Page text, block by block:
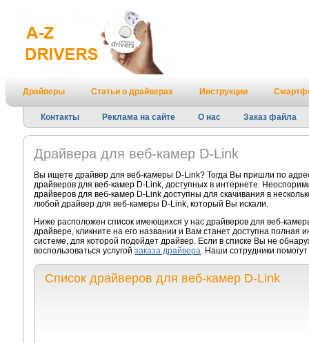
Драйверы Статьи о драйверах Инструкции
Контакты Реклама на сайте О нас Заказ файла
Драйвера для веб-камер D-Link
Вы ищете драйвер для веб-камеры D-Link? Тогда Вы пришли по
драйверов для веб-камер D-Link, доступных в интернете.
драйверов для веб-камер D-Link доступны для скачивания в
любой драйвер для веб-камеры D-Link, который Вы искали.
Ниже расположен список имеющихся у нас драйверов для веб-
драйвере, кликните на его названии и Вам станет доступна
системе, для которой подойдет драйвер. Если в списке Вы не
воспользоваться услугой заказа драйвера. Наши сотрудники
Список драйверов для веб-камер D-Link